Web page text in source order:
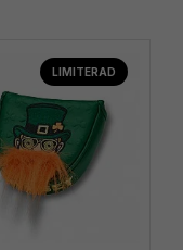
LIMITERAD